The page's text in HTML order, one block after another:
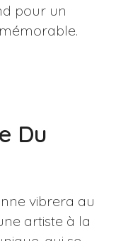
pour un
Du
vibrera au
artiste à la